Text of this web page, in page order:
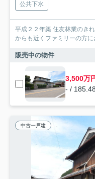
公共下水
平成２２年築 住友林業のき
からも近くファミリーの方に
販売中の物件
3,500万
- /
中古一戸建